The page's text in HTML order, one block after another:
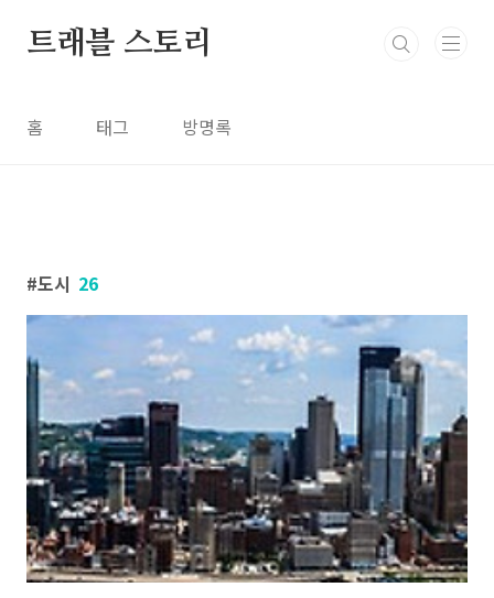
트래블 스토리
홈 태그 방명록
도시 26